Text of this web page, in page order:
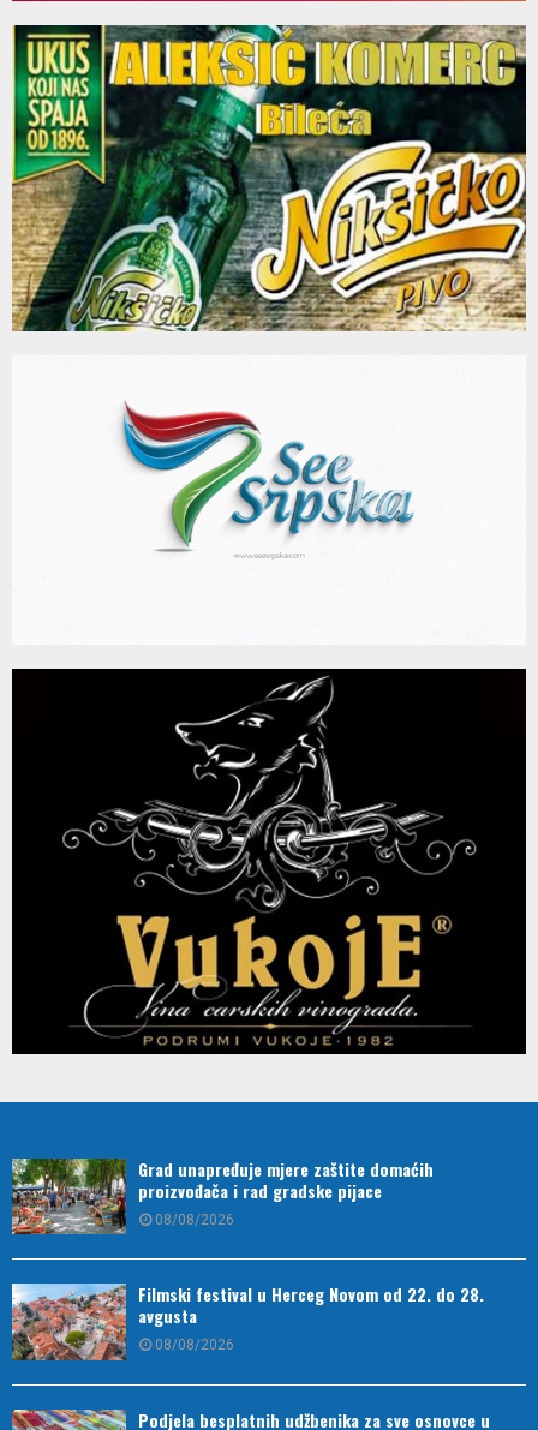
Grad unapređuje mjere zaštite domaćih
proizvođača i rad gradske pijace
08/08/2026
Filmski festival u Herceg Novom od 22. do 28.
avgusta
08/08/2026
Podjela besplatnih udžbenika za sve osnovce u